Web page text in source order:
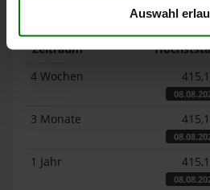
Auswahl
Zeitraum
4 Wochen
3 Monate
1 Jahr